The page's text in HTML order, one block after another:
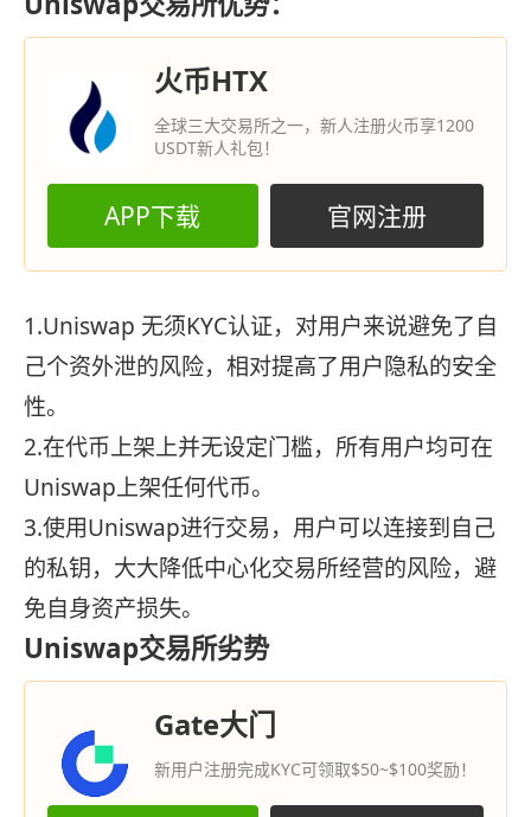
火币HTX
全球三大交易所之一，新人注册火币享1200
USDT新人礼包！
APP下载 官网注册
1.Uniswap 无须KYC认证，对用户来说避免了自
己个资外泄的风险，相对提高了用户隐私的安全
性。
2.在代币上架上并无设定门槛，所有用户均可在
Uniswap上架任何代币。
3.使用Uniswap进行交易，用户可以连接到自己
的私钥，大大降低中心化交易所经营的风险，避
免自身资产损失。
Uniswap交易所劣势
Gate大门
新用户注册完成KYC可领取$50~$100奖励！